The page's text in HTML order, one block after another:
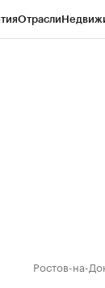
Отрасли
Ростов-на-